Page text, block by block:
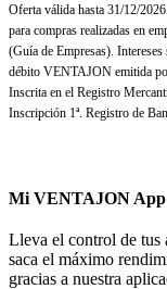
Oferta válida hasta 31/12/
para compras realizadas en
(Guía de Empresas).
débito VENTAJON emitida
Inscrita en el Registro
Inscripción 1ª. Registro de
Mi VENTAJON App
Lleva el control de tus
saca el máximo
gracias a nuestra